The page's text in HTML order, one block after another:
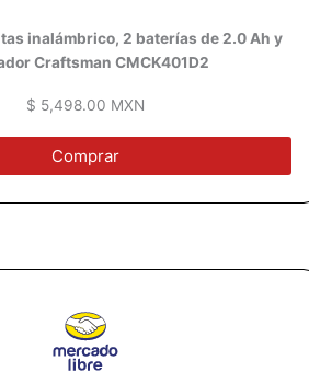
inalámbrico, 2 baterías de 2.0 Ah y
Craftsman CMCK401D2
$ 5,498.00 MXN
Comprar